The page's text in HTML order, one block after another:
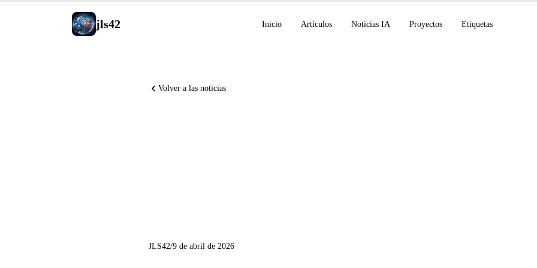
jls42 Inicio Artículos Noticias IA Proyectos Etiquetas
Volver a las noticias
JLS42/9 de abril de 2026